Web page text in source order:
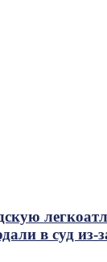
в суд из-